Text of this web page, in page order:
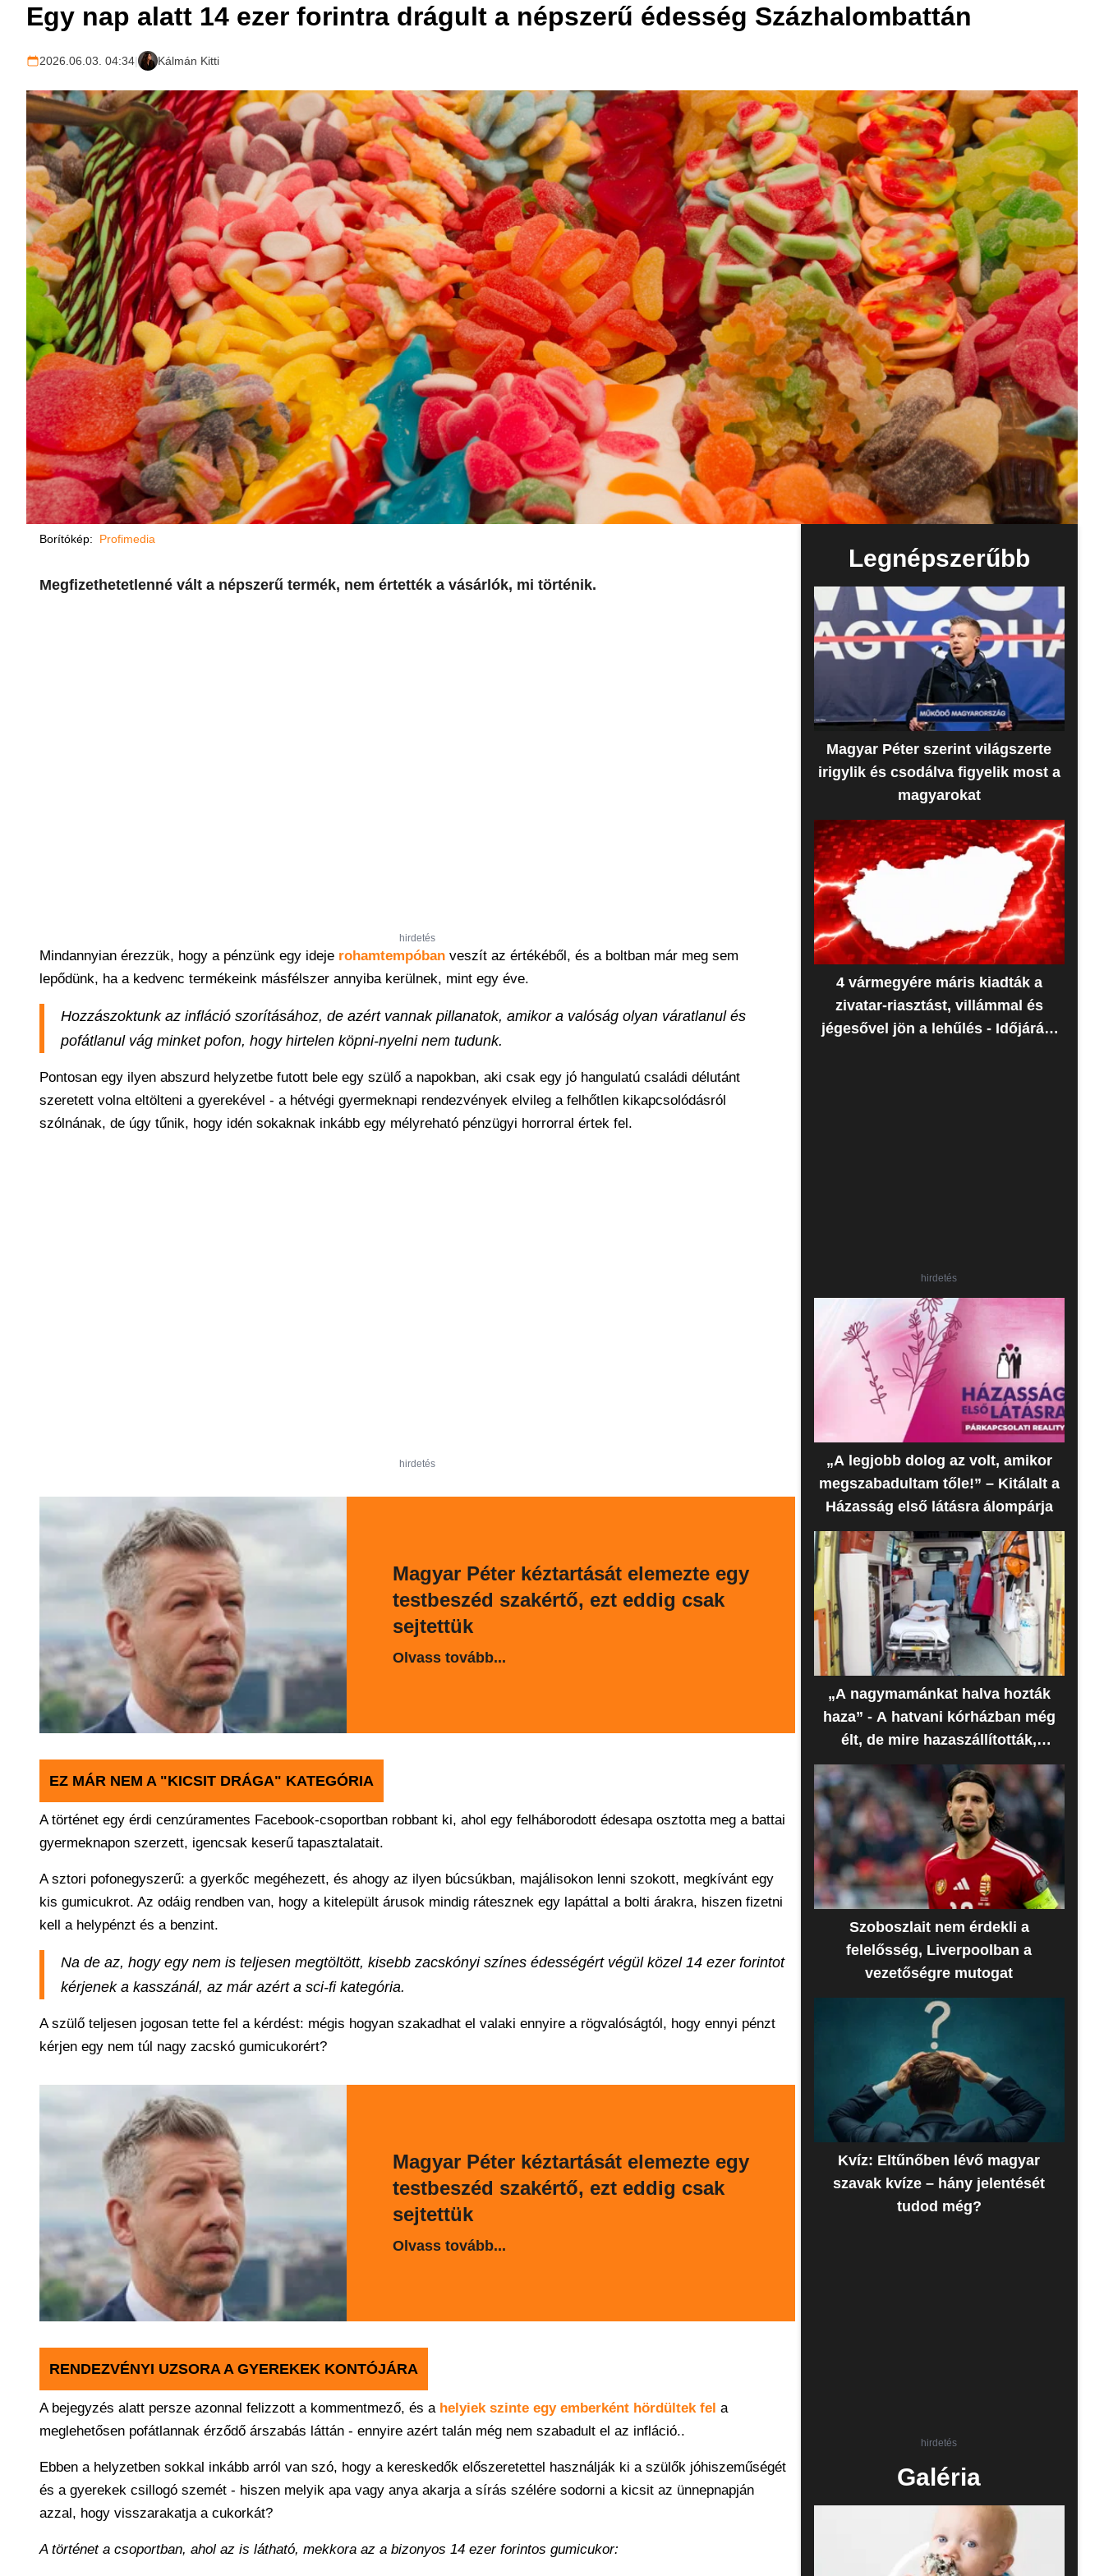
Egy nap alatt 14 ezer forintra drágult a népszerű édesség Százhalombattán
2026.06.03. 04:34| Kálmán Kitti
Borítókép: Profimedia
Megfizethetetlenné vált a népszerű termék, nem értették a vásárlók, mi történik.
hirdetés
Mindannyian érezzük, hogy a pénzünk egy ideje rohamtempóban veszít az értékéből, és a boltban már meg sem
lepődünk, ha a kedvenc termékeink másfélszer annyiba kerülnek, mint egy éve.
Hozzászoktunk az infláció szorításához, de azért vannak pillanatok, amikor a valóság olyan váratlanul és
pofátlanul vág minket pofon, hogy hirtelen köpni-nyelni nem tudunk.
Pontosan egy ilyen abszurd helyzetbe futott bele egy szülő a napokban, aki csak egy jó hangulatú családi délutánt
szeretett volna eltölteni a gyerekével - a hétvégi gyermeknapi rendezvények elvileg a felhőtlen kikapcsolódásról
szólnának, de úgy tűnik, hogy idén sokaknak inkább egy mélyreható pénzügyi horrorral értek fel.
hirdetés
Magyar Péter kéztartását elemezte egy
testbeszéd szakértő, ezt eddig csak
sejtettük
Olvass tovább...
EZ MÁR NEM A "KICSIT DRÁGA" KATEGÓRIA
A történet egy érdi cenzúramentes Facebook-csoportban robbant ki, ahol egy felháborodott édesapa osztotta meg a battai
gyermeknapon szerzett, igencsak keserű tapasztalatait.
A sztori pofonegyszerű: a gyerkőc megéhezett, és ahogy az ilyen búcsúkban, majálisokon lenni szokott, megkívánt egy
kis gumicukrot. Az odáig rendben van, hogy a kitelepült árusok mindig rátesznek egy lapáttal a bolti árakra, hiszen fizetni
kell a helypénzt és a benzint.
Na de az, hogy egy nem is teljesen megtöltött, kisebb zacskónyi színes édességért végül közel 14 ezer forintot
kérjenek a kasszánál, az már azért a sci-fi kategória.
A szülő teljesen jogosan tette fel a kérdést: mégis hogyan szakadhat el valaki ennyire a rögvalóságtól, hogy ennyi pénzt
kérjen egy nem túl nagy zacskó gumicukorért?
Magyar Péter kéztartását elemezte egy
testbeszéd szakértő, ezt eddig csak
sejtettük
Olvass tovább...
RENDEZVÉNYI UZSORA A GYEREKEK KONTÓJÁRA
A bejegyzés alatt persze azonnal felizzott a kommentmező, és a helyiek szinte egy emberként hördültek fel a
meglehetősen pofátlannak érződő árszabás láttán - ennyire azért talán még nem szabadult el az infláció..
Ebben a helyzetben sokkal inkább arról van szó, hogy a kereskedők előszeretettel használják ki a szülők jóhiszeműségét
és a gyerekek csillogó szemét - hiszen melyik apa vagy anya akarja a sírás szélére sodorni a kicsit az ünnepnapján
azzal, hogy visszarakatja a cukorkát?
A történet a csoportban, ahol az is látható, mekkora az a bizonyos 14 ezer forintos gumicukor:
Legnépszerűbb
Magyar Péter szerint világszerte
irigylik és csodálva figyelik most a
magyarokat
4 vármegyére máris kiadták a
zivatar-riasztást, villámmal és
jégesővel jön a lehűlés - Időjárás-
hirdetés
„A legjobb dolog az volt, amikor
megszabadultam tőle!” – Kitálalt a
Házasság első látásra álompárja
„A nagymamánkat halva hozták
haza” - A hatvani kórházban még
élt, de mire hazaszállították,
meghalt az idős nő
Szoboszlait nem érdekli a
felelősség, Liverpoolban a
vezetőségre mutogat
Kvíz: Eltűnőben lévő magyar
szavak kvíze – hány jelentését
tudod még?
hirdetés
Galéria